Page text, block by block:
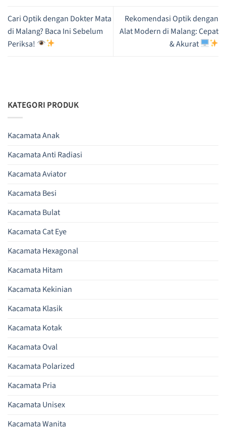
Cari Optik dengan Dokter Mata
di Malang? Baca Ini Sebelum
Periksa!
Rekomendasi Optik dengan
Alat Modern di Malang: Cepat
& Akurat
KATEGORI PRODUK
Kacamata Anak
Kacamata Anti Radiasi
Kacamata Aviator
Kacamata Besi
Kacamata Bulat
Kacamata Cat Eye
Kacamata Hexagonal
Kacamata Hitam
Kacamata Kekinian
Kacamata Klasik
Kacamata Kotak
Kacamata Oval
Kacamata Polarized
Kacamata Pria
Kacamata Unisex
Kacamata Wanita